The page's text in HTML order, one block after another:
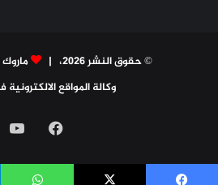
© حقوق النشر 2026، | ماروك
وكالة المواقع
فيسبوك